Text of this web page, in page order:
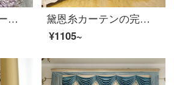
黛恩糸の客間のカーテンの完成品は豪華で、ヨーロッパ式アメリカの田園高精密な3 D立体レリーフの遮光カーテンの青い紗の幅の1メートルはもっぱら撮影します。
黛恩糸カーテンの完成品は現代簡単で、新しい中国式のシームレスなカーテンをつないで、リビングルームの遮光布をカスタマイズします。一：池の月色の布の幅は一メートルです。（固定幅：5.3メートル/6.3メートル/7.8メートル）
¥1105~